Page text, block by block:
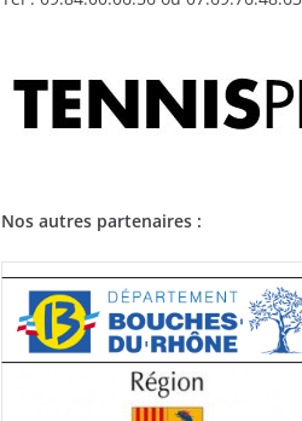
Nos autres partenaires :